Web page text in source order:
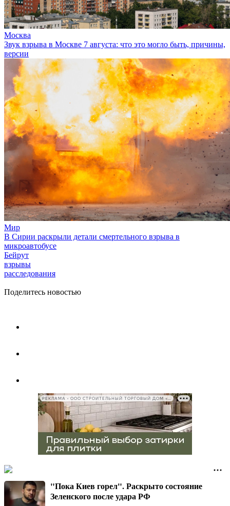
Москва
Звук взрыва в Москве 7 августа: что это могло быть, причины,
версии
Мир
В Сирии раскрыли детали смертельного взрыва в
микроавтобусе
Бейрут
взрывы
расследования
Поделитесь новостью
РЕКЛАМА • ООО СТРОИТЕЛЬНЫЙ ТОРГОВЫЙ ДОМ «ПЕТРОВИЧ», ИНН 7802348846
"Пока Киев горел". Раскрыто состояние
Зеленского после удара РФ